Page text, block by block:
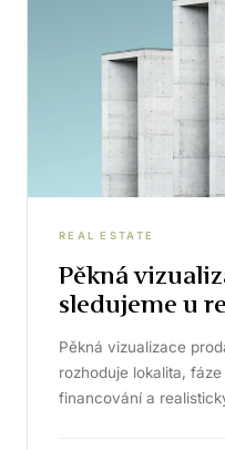
REAL ESTATE
Pěkná
sledujeme u
Pěkná vizualizace
rozhoduje lokalita,
financování a